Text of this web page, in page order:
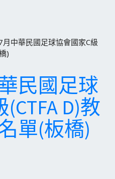
中華民國足球協會國家C級
)
民國足球
D)教
單(板橋)